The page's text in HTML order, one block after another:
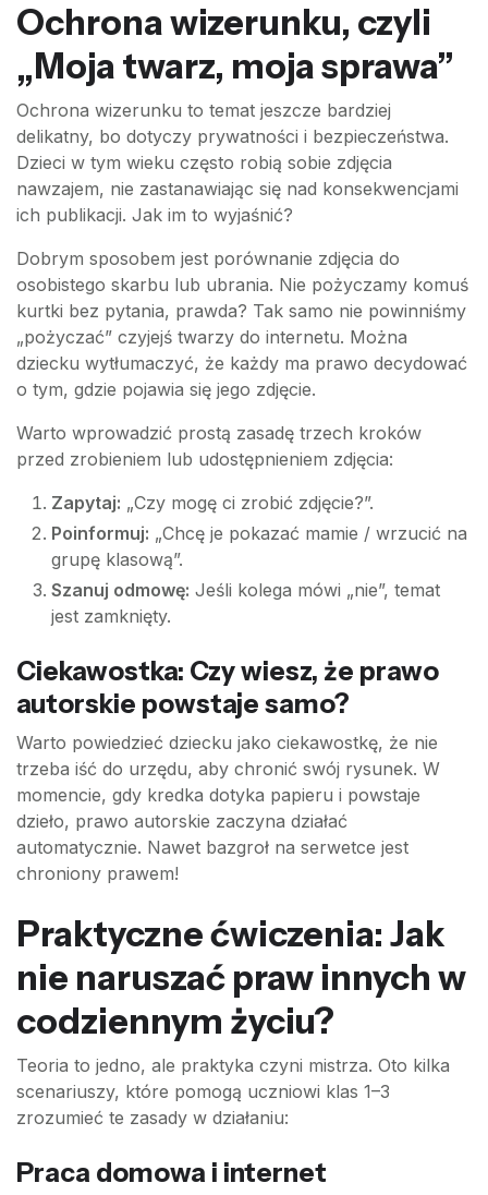
Ochrona wizerunku, czyli
„Moja twarz, moja sprawa”
Ochrona wizerunku to temat jeszcze bardziej
delikatny, bo dotyczy prywatności i bezpieczeństwa.
Dzieci w tym wieku często robią sobie zdjęcia
nawzajem, nie zastanawiając się nad konsekwencjami
ich publikacji. Jak im to wyjaśnić?
Dobrym sposobem jest porównanie zdjęcia do
osobistego skarbu lub ubrania. Nie pożyczamy komuś
kurtki bez pytania, prawda? Tak samo nie powinniśmy
„pożyczać” czyjejś twarzy do internetu. Można
dziecku wytłumaczyć, że każdy ma prawo decydować
o tym, gdzie pojawia się jego zdjęcie.
Warto wprowadzić prostą zasadę trzech kroków
przed zrobieniem lub udostępnieniem zdjęcia:
Zapytaj: „Czy mogę ci zrobić zdjęcie?”.
Poinformuj: „Chcę je pokazać mamie / wrzucić na
grupę klasową”.
Szanuj odmowę: Jeśli kolega mówi „nie”, temat
jest zamknięty.
Ciekawostka: Czy wiesz, że prawo
autorskie powstaje samo?
Warto powiedzieć dziecku jako ciekawostkę, że nie
trzeba iść do urzędu, aby chronić swój rysunek. W
momencie, gdy kredka dotyka papieru i powstaje
dzieło, prawo autorskie zaczyna działać
automatycznie. Nawet bazgroł na serwetce jest
chroniony prawem!
Praktyczne ćwiczenia: Jak
nie naruszać praw innych w
codziennym życiu?
Teoria to jedno, ale praktyka czyni mistrza. Oto kilka
scenariuszy, które pomogą uczniowi klas 1–3
zrozumieć te zasady w działaniu:
Praca domowa i internet